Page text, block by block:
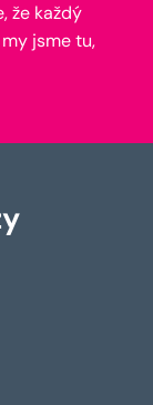
že každý
jsme tu,